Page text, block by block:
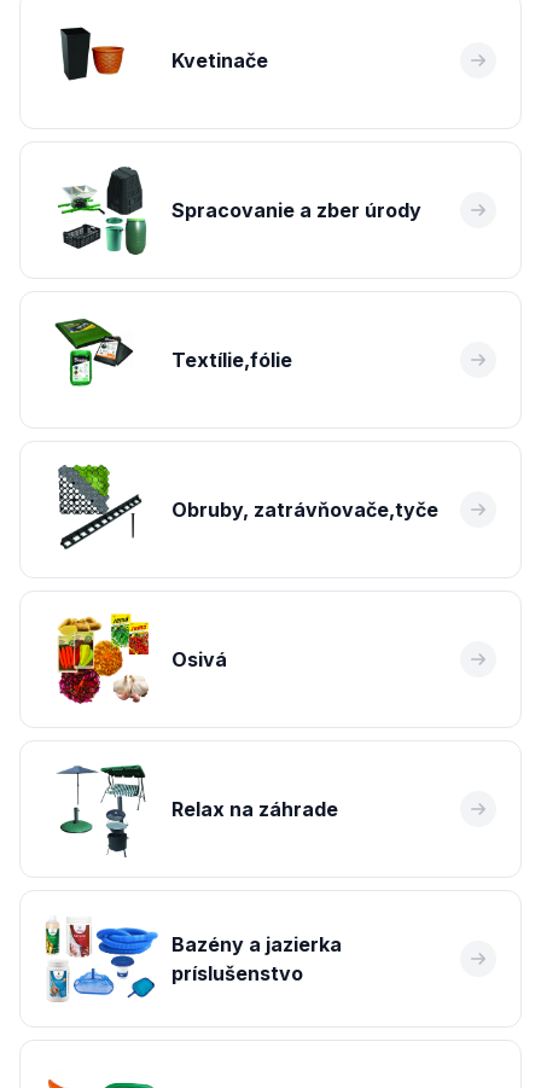
Kvetinače
Spracovanie a zber úrody
Textílie,fólie
Obruby, zatrávňovače,tyče
Osivá
Relax na záhrade
Bazény a jazierka
príslušenstvo